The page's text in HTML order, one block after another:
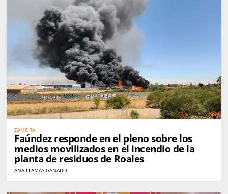
ZAMORA
Faúndez responde en el pleno sobre los
medios movilizados en el incendio de la
planta de residuos de Roales
ANA LLAMAS GANADO